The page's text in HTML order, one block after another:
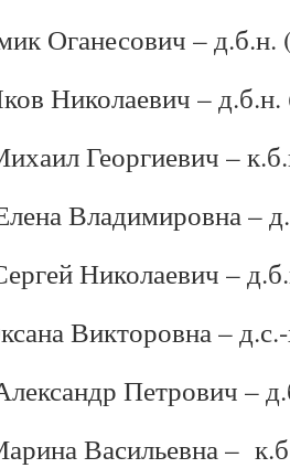
Оганесович – д.б.н.
Николаевич – д.б.н.
Георгиевич –
Владимировна –
Николаевич –
Викторовна –
Петрович –
Васильевна –